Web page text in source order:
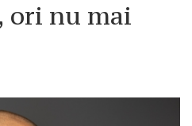
ori nu mai